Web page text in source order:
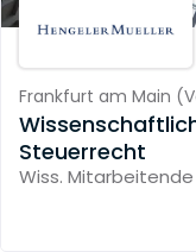
Frankfurt am Main (
Steuerrecht
Wiss. Mitarbeitende